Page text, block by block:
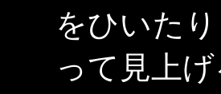
をひいた
って見上